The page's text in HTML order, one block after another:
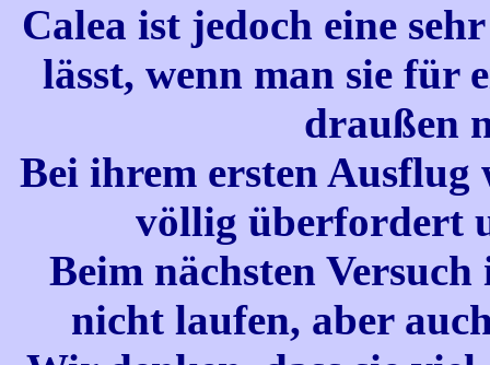
Calea ist jedoch eine
lässt, wenn man sie für
draußen
Bei ihrem ersten
völlig überfordert
Beim nächsten
nicht laufen, aber